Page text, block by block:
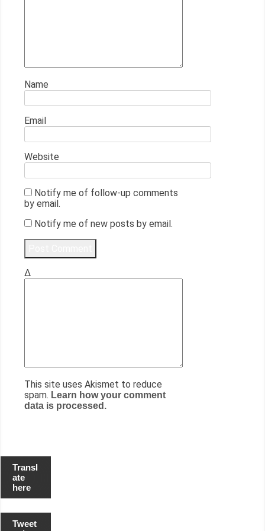
Name
Email
Website
Notify me of follow-up comments
by email.
Notify me of new posts by email.
Δ
This site uses Akismet to reduce
spam. Learn how your comment
data is processed.
Transl
ate
here
Tweet